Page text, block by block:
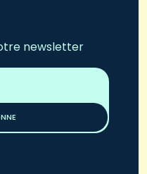
newsletter